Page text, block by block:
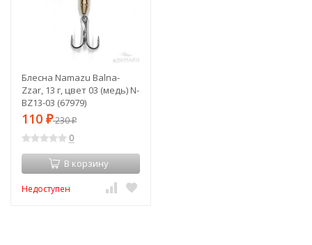
Блесна Namazu Balna-
Zzar, 13 г, цвет 03 (медь) N-
BZ13-03 (67979)
110 ₽230₽
0
В корзину
Недоступен